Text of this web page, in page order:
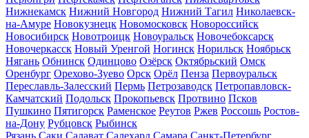
Нижнекамск Нижний Новгород Нижний Тагил Николаевск-
на-Амуре Новокузнецк Новомосковск Новороссийск
Новосибирск Новотроицк Новоуральск Новочебоксарск
Новочеркасск Новый Уренгой Ногинск Норильск Ноябрьск
Нягань Обнинск Одинцово Озёрск Октябрьский Омск
Оренбург Орехово-Зуево Орск Орёл Пенза Первоуральск
Переславль-Залесский Пермь Петрозаводск Петропавловск-
Камчатский Подольск Прокопьевск Протвино Псков
Пушкино Пятигорск Раменское Реутов Ржев Россошь Ростов-
на-Дону Рубцовск Рыбинск
Рязань Саки Салават Салехард Самара Санкт-Петербург